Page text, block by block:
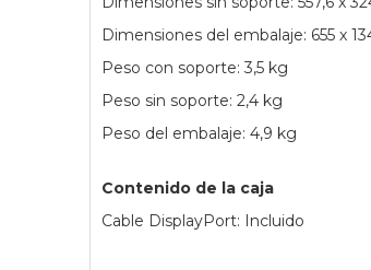
Dimensiones del embalaje: 655 x
Peso con soporte: 3,5 kg
Peso sin soporte: 2,4 kg
Peso del embalaje: 4,9 kg
Contenido de la caja
Cable DisplayPort: Incluido